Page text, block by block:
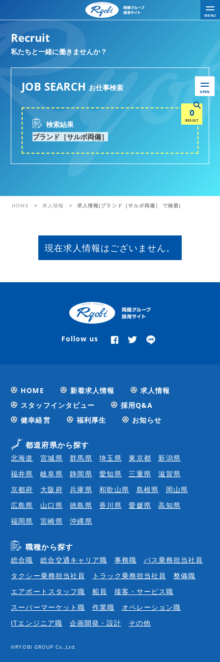
Recruit
私たちと一緒に働きませんか？
JOB SEARCH お仕事検索 OPEN
検索結果
ブランド［サルボ両備］
0
RESULT
MENU
HOME 求人情報 求人情報(ブランド［サルボ両備］ で検索)
現在求人情報はございません。
Follow us
HOME 新着求人情報
求人情報
スタッフインタビュー
採用Q&A
健幸経営
福利厚生 お知らせ
都道府県から探す
北海道 宮城県 群馬県 埼玉県 東京都
新潟県
福井県
岐阜県 静岡県 愛知県 三重県
滋賀県
京都府
大阪府 兵庫県 和歌山県 島根県
岡山県
広島県
山口県 徳島県 香川県 愛媛県
高知県
福岡県
宮崎県 沖縄県
職種から探す
総合職 総合交通キャリア職 事務職
バス乗務担当社員
タクシー乗務担当社員
トラック乗務担当社員
整備職
エアポートスタッフ職
船員
接客・サービス職
スーパーマーケット職
作業職
オペレーション職
ITエンジニア職
企画開発・設計 その他
©RYOBI GROUP Co.,Ltd.